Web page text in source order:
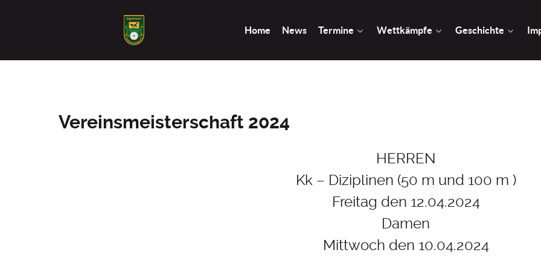
Home News Termine Wettkämpfe Geschichte
Vereinsmeisterschaft 2024
HERREN
Kk – Diziplinen (50 m und 100 m )
Freitag den 12.04.2024
Damen
Mittwoch den 10.04.2024